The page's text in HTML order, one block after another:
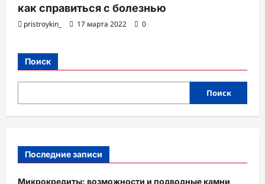
как справиться с болезнью
pristroykin_ 17 марта 2022 0
Поиск
Поиск
Последние записи
Микрокредиты: возможности и подводные камни